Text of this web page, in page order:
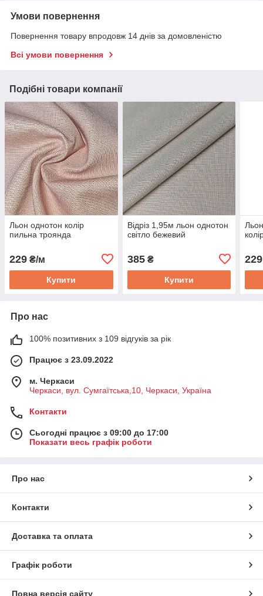
Умови повернення
Повернення товару впродовж 14 днів за домовленістю
Всі умови повернення
Подібні товари компанії
Льон однотон колір
пильна троянда
229 ₴/м
Купити
Відріз 1,95м льон однотон
світло бежевий
385₴
Купити
229
Про нас
100% позитивних з 109 відгуків за рік
Працює з 23.09.2022
м. Черкаси
Черкаси, вул. Сумгаїтська,10, Черкаси, Україна
Контакти
Сьогодні працює з 09:00 до 17:00
Показати весь графік роботи
Про нас
Контакти
Доставка та оплата
Графік роботи
Повна версія сайту